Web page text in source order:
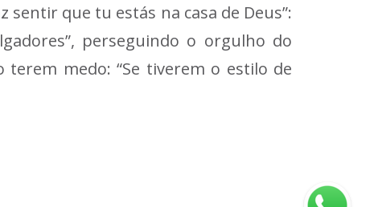
que tu estás na casa de Deus”:
perseguindo o orgulho do
terem medo: “Se tiverem o estilo de